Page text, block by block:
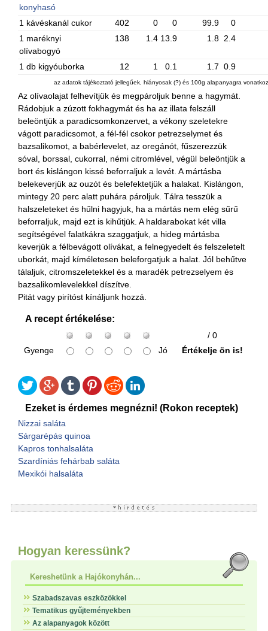
konyhasó
1 kávéskanál cukor 402 0 0 99.9
0
1 maréknyi
olívabogyó
138 1.4 13.9 1.8 2.4
1 db kigyóuborka 12 1 0.1 1.7 0.9
az adatok tájékoztató jellegűek, hiányosak (?) és 100g alapanyagra
Az olívaolajat felhevítjük és megpároljuk benne a hagymát.
Rádobjuk a zúzott fokhagymát és ha az illata felszáll
beleöntjük a paradicsomkonzervet, a vékony szeletekre
vágott paradicsomot, a fél-fél csokor petrezselymet és
bazsalikomot, a babérlevelet, az oregánót, fűszerezzük
sóval, borssal, cukorral, némi citromlével, végül beleöntjük a
bort és kislángon kissé beforraljuk a levét. A mártásba
belekeverjük az ouzót és belefektetjük a halakat. Kislángon,
mintegy 20 perc alatt puhára pároljuk. Tálra tesszük a
halszeleteket és hűlni hagyjuk, ha a mártás nem elég sűrű
beforraljuk, majd ezt is kihűtjük. A haldarabokat két villa
segítségével falatkákra szaggatjuk, a hideg mártásba
keverjük a félbevágott olívákat, a felnegyedelt és felszeletelt
uborkát, majd kíméletesen beleforgatjuk a halat. Jól behűtve
tálaljuk, citromszeletekkel és a maradék petrezselyem és
bazsalikomlevelekkel díszítve.
Pitát vagy pirítóst kínáljunk hozzá.
A recept értékelése:
/ 0
Gyenge
Jó Értékelje ön is!
Ezeket is érdemes megnézni! (Rokon receptek)
Nizzai saláta
Sárgarépás quinoa
Kapros tonhalsaláta
Szardíniás fehárbab saláta
Mexikói halsaláta
Hogyan keressünk?
Kereshetünk a Hajókonyhán...
Szabadszavas eszközökkel
Tematikus gyűjteményekben
Az alapanyagok között